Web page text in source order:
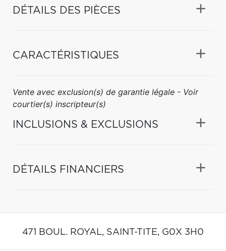
DÉTAILS DES PIÈCES
CARACTÉRISTIQUES
Vente avec exclusion(s) de garantie légale - Voir
courtier(s) inscripteur(s)
INCLUSIONS & EXCLUSIONS
DÉTAILS FINANCIERS
471 BOUL. ROYAL, SAINT-TITE, G0X 3H0